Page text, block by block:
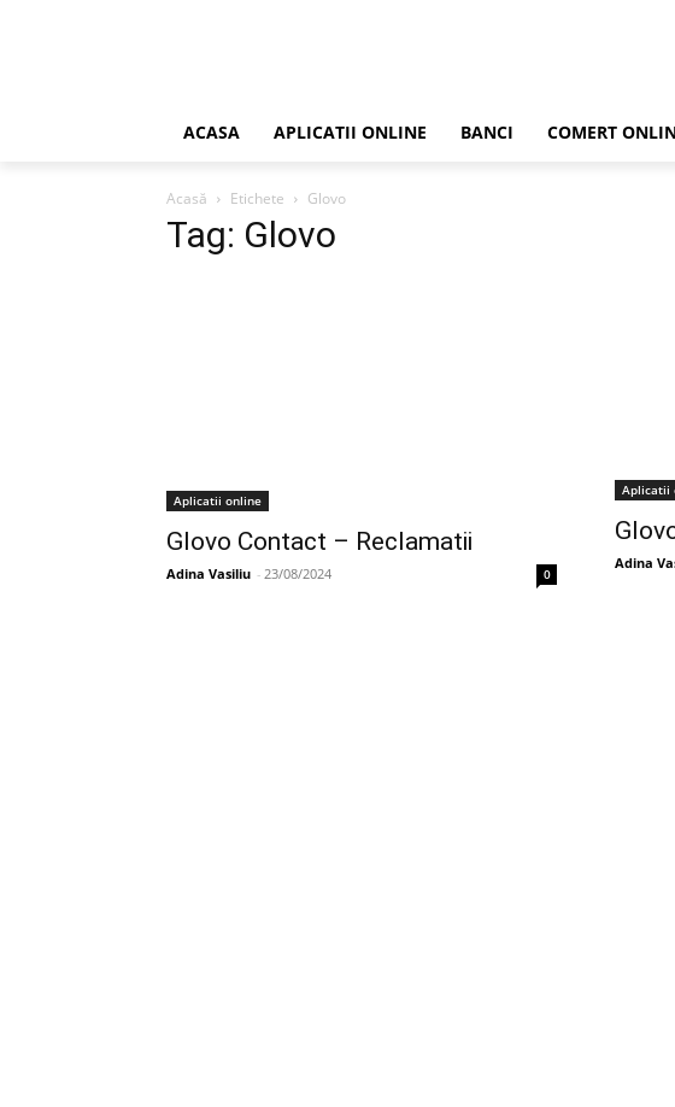
ACASA APLICATII ONLINE BANCI COMERT
Acasă Etichete Glovo
Tag: Glovo
Aplicatii online
Glovo Contact – Reclamatii
Adina Vasiliu - 23/08/2024 0
Aplicatii
Adina